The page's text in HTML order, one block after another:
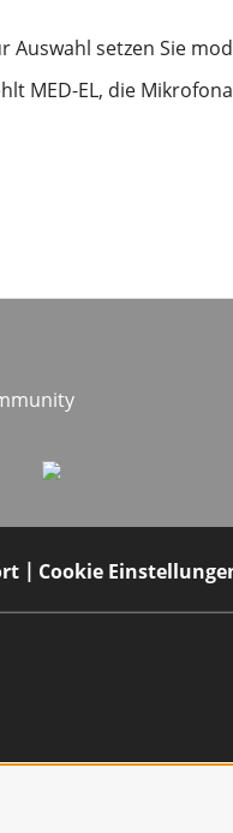
Auswahl setzen Sie
MED-EL, die
Cookie